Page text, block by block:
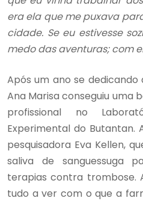
era ela que me puxava
cidade. Se eu estivesse
medo das aventuras; com
Após um ano se
Ana Marisa conseguiu uma
profissional no
Experimental do Butantan.
pesquisadora Eva Kellen,
saliva de sanguessuga
terapias contra trombose.
tudo a ver com o que a